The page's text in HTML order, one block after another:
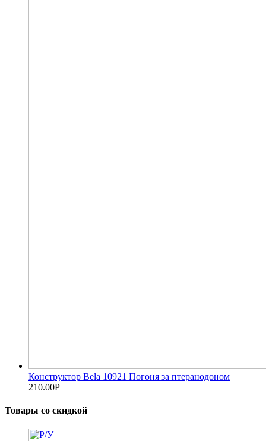
Конструктор Bela 10921 Погоня за птеранодоном
210.00Р
Товары со скидкой